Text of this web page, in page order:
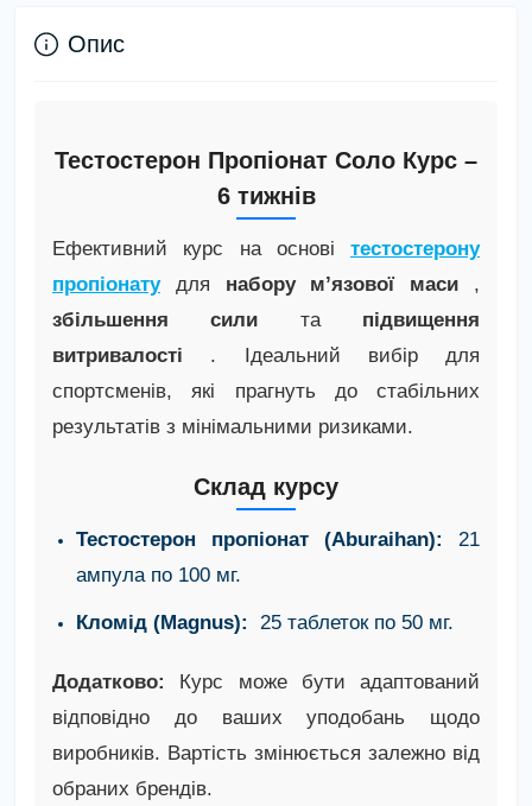
Опис
Тестостерон Пропіонат Соло Курс –
6 тижнів
Ефективний курс на основі тестостерону
пропіонату
для набору м’язової маси ,
збільшення сили та підвищення
витривалості . Ідеальний вибір для
спортсменів, які прагнуть до стабільних
результатів з мінімальними ризиками.
Склад курсу
Тестостерон пропіонат (Aburaihan): 21
ампула по 100 мг.
Кломід (Magnus): 25 таблеток по 50 мг.
Додатково: Курс може бути адаптований
відповідно до ваших уподобань щодо
виробників. Вартість змінюється залежно від
обраних брендів.